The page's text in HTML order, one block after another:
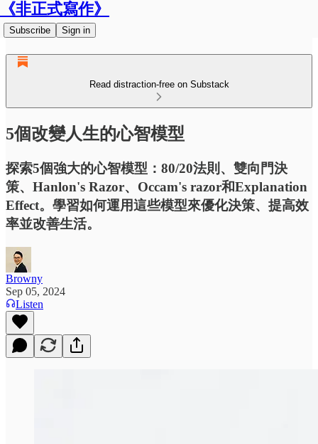
《非正式寫作》
Subscribe Sign in
Read distraction-free on Substack
5個改變人生的心智模型
探索5個強大的心智模型：80/20法則、雙向門決
策、Hanlon's Razor、Occam's razor和Explanation
Effect。學習如何運用這些模型來優化決策、提高效
率並改善生活。
Browny
Sep 05, 2024
Listen